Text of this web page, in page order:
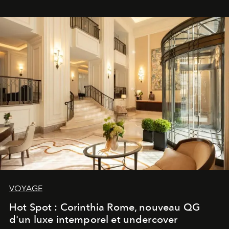
VOYAGE
Hot Spot : Corinthia Rome, nouveau QG
d'un luxe intemporel et undercover